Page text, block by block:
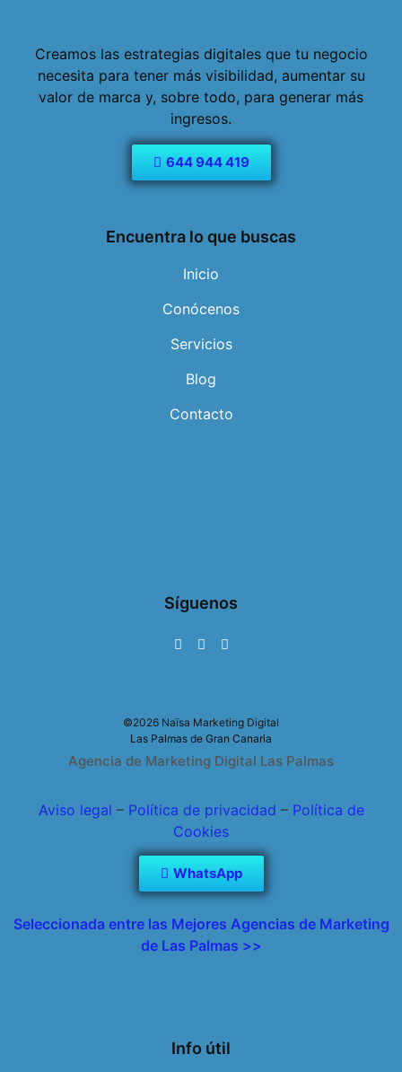
Creamos las estrategias digitales que tu negocio
necesita para tener más visibilidad, aumentar su
valor de marca y, sobre todo, para generar más
ingresos.
644 944 419
Encuentra lo que buscas
Inicio
Conócenos
Servicios
Blog
Contacto
Síguenos
©2026 Naïsa Marketing Digital
Las Palmas de Gran Canaria
Agencia de Marketing Digital Las Palmas
Aviso legal – Política de privacidad – Política de
Cookies
WhatsApp
Seleccionada entre las Mejores Agencias de Marketing
de Las Palmas >>
Info útil